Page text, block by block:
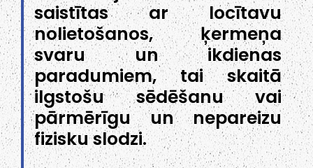
saistītas ar locītavu
nolietošanos, ķermeņa
svaru un ikdienas
paradumiem, tai skaitā
ilgstošu sēdēšanu vai
pārmērīgu un nepareizu
fizisku slodzi.